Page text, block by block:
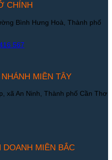
CHÍNH
Bình Hưng Hoà, Thành phố
567
MIỀN TÂY
xã An Ninh, Thành phố Cần Thơ
DOANH MIỀN BẮC